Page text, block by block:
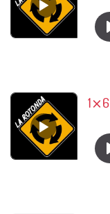
1⨯6